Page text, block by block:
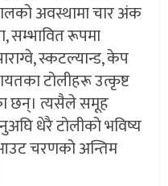
अवस्थामा चार अंक
सम्भावित रूपमा
स्कटल्यान्ड, केप
टोलीहरू उत्कृष्ट
छन्। त्यसैले समूह
धेरै टोलीको भविष्य
चरणको अन्तिम